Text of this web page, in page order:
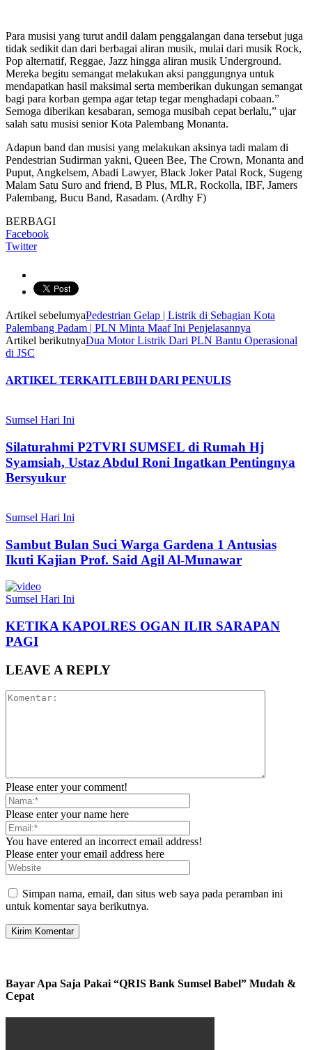
Para musisi yang turut andil dalam penggalangan dana tersebut juga
tidak sedikit dan dari berbagai aliran musik, mulai dari musik Rock,
Pop alternatif, Reggae, Jazz hingga aliran musik Underground.
Mereka begitu semangat melakukan aksi panggungnya untuk
mendapatkan hasil maksimal serta memberikan dukungan semangat
bagi para korban gempa agar tetap tegar menghadapi cobaan.”
Semoga diberikan kesabaran, semoga musibah cepat berlalu,” ujar
salah satu musisi senior Kota Palembang Monanta.
Adapun band dan musisi yang melakukan aksinya tadi malam di
Pendestrian Sudirman yakni, Queen Bee, The Crown, Monanta and
Puput, Angkelsem, Abadi Lawyer, Black Joker Patal Rock, Sugeng
Malam Satu Suro and friend, B Plus, MLR, Rockolla, IBF, Jamers
Palembang, Bucu Band, Rasadam. (Ardhy F)
BERBAGI
Facebook
Twitter
Artikel sebelumyaPedestrian Gelap | Listrik di Sebagian Kota
Palembang Padam | PLN Minta Maaf Ini Penjelasannya
Artikel berikutnyaDua Motor Listrik Dari PLN Bantu Operasional
di JSC
ARTIKEL TERKAITLEBIH DARI PENULIS
Sumsel Hari Ini
Silaturahmi P2TVRI SUMSEL di Rumah Hj
Syamsiah, Ustaz Abdul Roni Ingatkan Pentingnya
Bersyukur
Sumsel Hari Ini
Sambut Bulan Suci Warga Gardena 1 Antusias
Ikuti Kajian Prof. Said Agil Al-Munawar
Sumsel Hari Ini
KETIKA KAPOLRES OGAN ILIR SARAPAN
PAGI
LEAVE A REPLY
Please enter your comment!
Please enter your name here
You have entered an incorrect email address!
Please enter your email address here
Simpan nama, email, dan situs web saya pada peramban ini
untuk komentar saya berikutnya.
Bayar Apa Saja Pakai “QRIS Bank Sumsel Babel” Mudah &
Cepat